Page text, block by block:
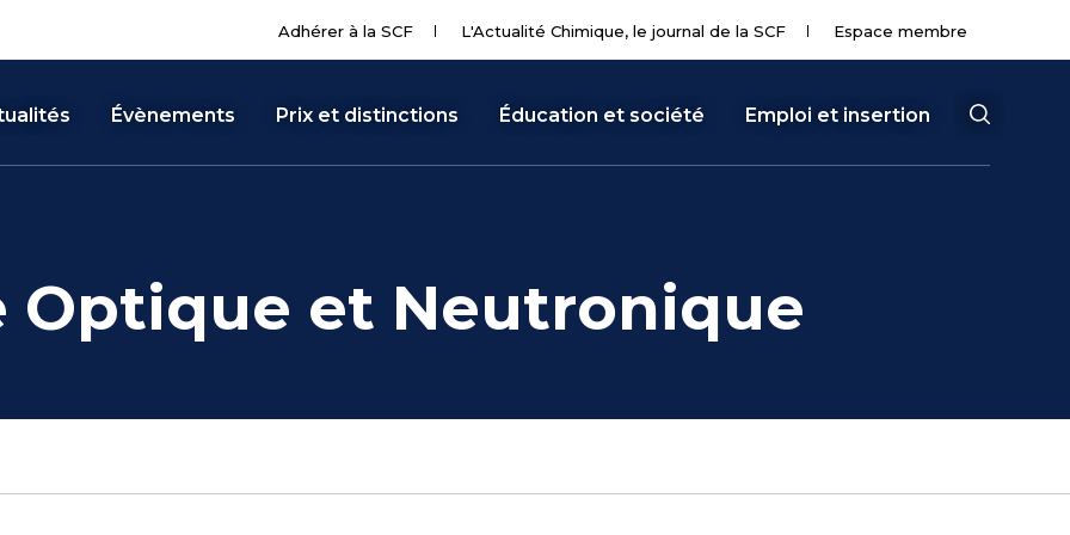
Adhérer à la SCF L'Actualité Chimique, le journal de la SCF Espace membre
Évènements Prix et distinctions Éducation et société Emploi et insertion
Optique et Neutronique